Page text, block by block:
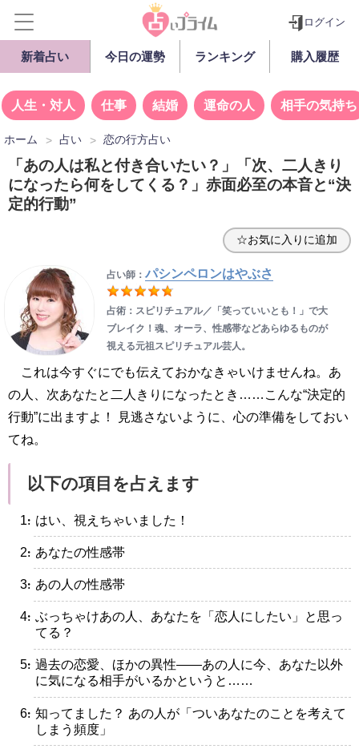
ログイン
新着占い 今日の運勢 ランキング 購入履歴
人生・対人 仕事 結婚 運命の人 相手の気持ち
ホーム 占い 恋の行方占い
「あの人は私と付き合いたい？」「次、二人きり
になったら何をしてくる？」赤面必至の本音と“決
定的行動”
☆お気に入りに追加
占い師： パシンペロンはやぶさ
占術：スピリチュアル／「笑っていいとも！」で大
ブレイク！魂、オーラ、性感帯などあらゆるものが
視える元祖スピリチュアル芸人。
これは今すぐにでも伝えておかなきゃいけませんね。あ
の人、次あなたと二人きりになったとき……こんな“決定的
行動”に出ますよ！ 見逃さないように、心の準備をしておい
てね。
以下の項目を占えます
・はい、視えちゃいました！
・あなたの性感帯
・あの人の性感帯
・ぶっちゃけあの人、あなたを「恋人にしたい」と思っ
てる？
・過去の恋愛、ほかの異性――あの人に今、あなた以外
に気になる相手がいるかというと……
・知ってました？ あの人が「ついあなたのことを考えて
しまう頻度」